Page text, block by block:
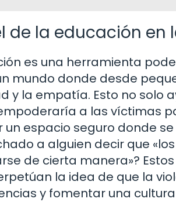
de la educación en
es una herramienta
mundo donde desde
y la empatía. Esto no solo
a las víctimas
un espacio seguro donde
a alguien decir que
de cierta manera»?
la idea de que la
y fomentar una